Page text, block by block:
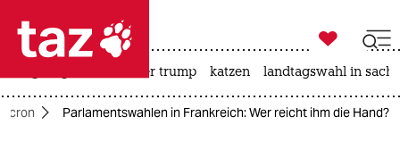
 taz zahl ich
taz zahl ich

taz zahl ich
usa unter trump katzen landtagswahl in
Parlamentswahlen in Frankreich: Wer reicht ihm die Hand?